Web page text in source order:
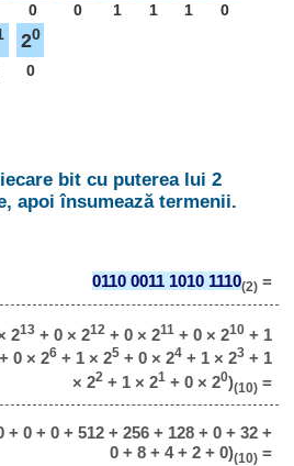
0 0 1 1 1 0
20
0
bit cu puterea lui 2
apoi însumează termenii.
0110 0011 1010 1110(2)=
213+ 0 × 212+ 0 × 211+ 0 × 210+ 1
+ 0 × 26+ 1 × 25+ 0 × 24+ 1 × 23+ 1
× 22+ 1 × 21+ 0 × 20)(10)=
+ 0 + 0 + 512 + 256 + 128 + 0 + 32 +
0 + 8 + 4 + 2 + 0)(10)=